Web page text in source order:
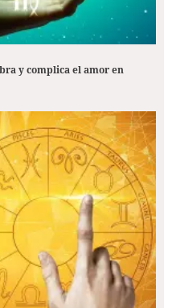
y complica el amor en